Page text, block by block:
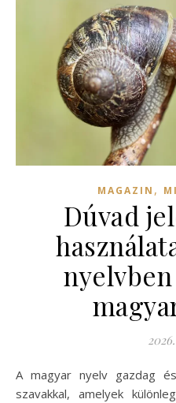
MAGAZIN ,
Dúvad
A magyar nyelv gazdag és változatos, tele van olyan
szavakkal, amelyek